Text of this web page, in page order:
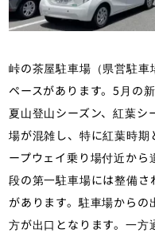
峠の茶屋駐車場（県営駐
ペースがあります。5月の
夏山登山シーズン、紅葉
場が混雑し、特に紅葉時
ープウェイ乗り場付近か
段の第一駐車場には整備
があります。駐車場から
方が出口となります。一方